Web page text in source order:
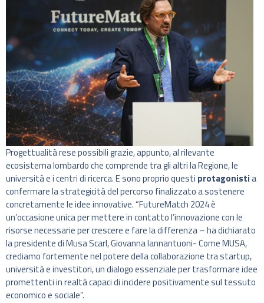
Progettualità rese possibili grazie, appunto, al rilevante
ecosistema lombardo che comprende tra gli altri la Regione, le
università e i centri di ricerca. E sono proprio questi protagonistia
confermare la strategicità del percorso finalizzato a sostenere
concretamente le idee innovative. “FutureMatch 2024 è
un’occasione unica per mettere in contatto l’innovazione con le
risorse necessarie per crescere e fare la differenza – ha dichiarato
la presidente di Musa Scarl, Giovanna Iannantuoni- Come MUSA,
crediamo fortemente nel potere della collaborazione tra startup,
università e investitori, un dialogo essenziale per trasformare idee
promettenti in realtà capaci di incidere positivamente sul tessuto
economico e sociale”.